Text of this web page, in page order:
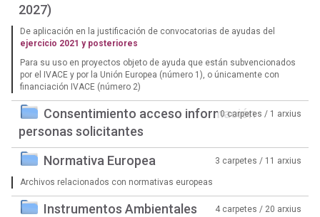
2027)
De aplicación en la justificación de convocatorias de ayudas del
ejercicio 2021 y posteriores
Para su uso en proyectos objeto de ayuda que están subvencionados
por el IVACE y por la Unión Europea (número 1), o únicamente con
financiación IVACE (número 2)
Consentimiento acceso información
personas solicitantes
0 carpetes / 1 arxius
Normativa Europea 3 carpetes / 11 arxius
Archivos relacionados con normativas europeas
Instrumentos Ambientales 4 carpetes / 20 arxius